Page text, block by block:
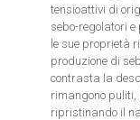
tensioattivi di
sebo-regolatori e
le sue proprietà
produzione di
contrasta la
rimangono puliti,
ripristinando il